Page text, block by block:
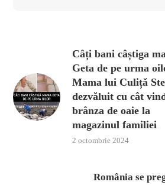
Câți bani câștiga
Geta de pe urma
Mama lui Culiță
dezvăluit cu cât
brânza de oaie la
magazinul familiei
2 octombrie 2024
România se